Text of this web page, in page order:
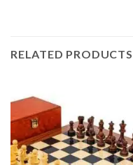
RELATED PRODUCTS